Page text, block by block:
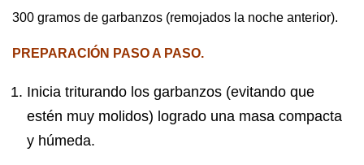
300 gramos de garbanzos (remojados la noche anterior).
PREPARACIÓN PASO A PASO.
Inicia triturando los garbanzos (evitando que
estén muy molidos) logrado una masa compacta
y húmeda.